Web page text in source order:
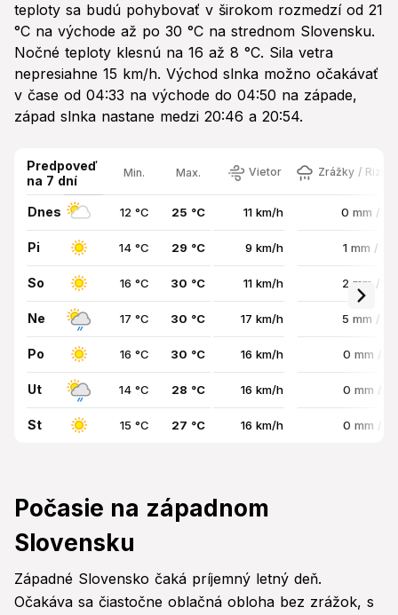
teploty sa budú pohybovať v širokom rozmedzí od 21
°C na východe až po 30 °C na strednom Slovensku.
Nočné teploty klesnú na 16 až 8 °C. Sila vetra
nepresiahne 15 km/h. Východ slnka možno očakávať
v čase od 04:33 na východe do 04:50 na západe,
západ slnka nastane medzi 20:46 a 20:54.
Predpoveď
na 7 dní
Min. Max. Vietor Zrážky /
Dnes 12 °C 25 °C 11 km/h 0 mm /
Pi 14 °C 29 °C 9 km/h 1 mm /
So 16 °C 30 °C 11 km/h 2 mm /
Ne 17 °C 30 °C 17 km/h 5 mm /
Po 16 °C 30 °C 16 km/h 0 mm /
Ut 14 °C 28 °C 16 km/h 0 mm /
St 15 °C 27 °C 16 km/h 0 mm /
Počasie na západnom
Slovensku
Západné Slovensko čaká príjemný letný deň.
Očakáva sa čiastočne oblačná obloha bez zrážok, s